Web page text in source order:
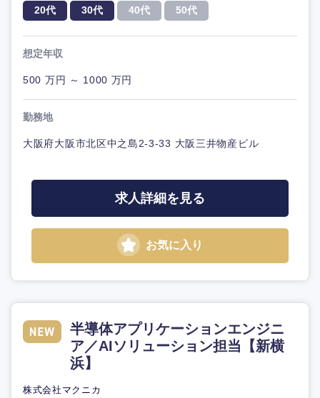
20代 30代 40代 50代
想定年収
500 万円 ～ 1000 万円
勤務地
大阪府大阪市北区中之島2-3-33 大阪三井物産ビル
求人詳細を見る
お気に入り
半導体アプリケーションエンジニ
ア／AIソリューション担当【新横
浜】
株式会社マクニカ